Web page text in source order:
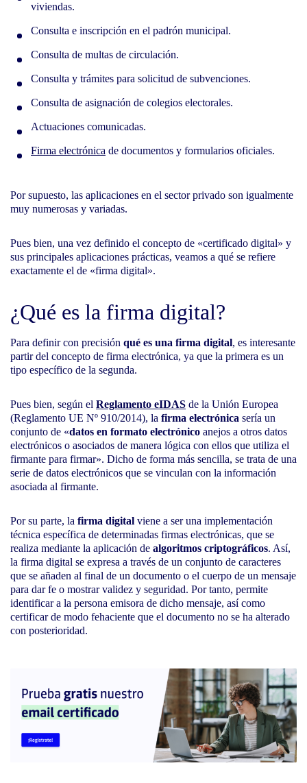
viviendas.
Consulta e inscripción en el padrón municipal.
Consulta de multas de circulación.
Consulta y trámites para solicitud de subvenciones.
Consulta de asignación de colegios electorales.
Actuaciones comunicadas.
Firma electrónica de documentos y formularios oficiales.
Por supuesto, las aplicaciones en el sector privado son igualmente
muy numerosas y variadas.
Pues bien, una vez definido el concepto de «certificado digital» y
sus principales aplicaciones prácticas, veamos a qué se refiere
exactamente el de «firma digital».
¿Qué es la firma digital?
Para definir con precisión qué es una firma digital, es interesante
partir del concepto de firma electrónica, ya que la primera es un
tipo específico de la segunda.
Pues bien, según el Reglamento eIDAS de la Unión Europea
(Reglamento UE Nº 910/2014), la firma electrónica sería un
conjunto de «datos en formato electrónico anejos a otros datos
electrónicos o asociados de manera lógica con ellos que utiliza el
firmante para firmar». Dicho de forma más sencilla, se trata de una
serie de datos electrónicos que se vinculan con la información
asociada al firmante.
Por su parte, la firma digital viene a ser una implementación
técnica específica de determinadas firmas electrónicas, que se
realiza mediante la aplicación de algoritmos criptográficos. Así,
la firma digital se expresa a través de un conjunto de caracteres
que se añaden al final de un documento o el cuerpo de un mensaje
para dar fe o mostrar validez y seguridad. Por tanto, permite
identificar a la persona emisora de dicho mensaje, así como
certificar de modo fehaciente que el documento no se ha alterado
con posterioridad.